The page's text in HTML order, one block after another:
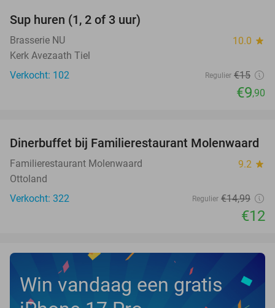
Sup huren (1, 2 of 3 uur)
Brasserie NU 10.0 star
Kerk Avezaath Tiel
Verkocht: 102
Regulier €15
€9,90
20%
Dinerbuffet bij Familierestaurant Molenwaard
Familierestaurant Molenwaard 9.2 star
Ottoland
Verkocht: 322
Regulier €14,99
€12
Win vandaag een gratis